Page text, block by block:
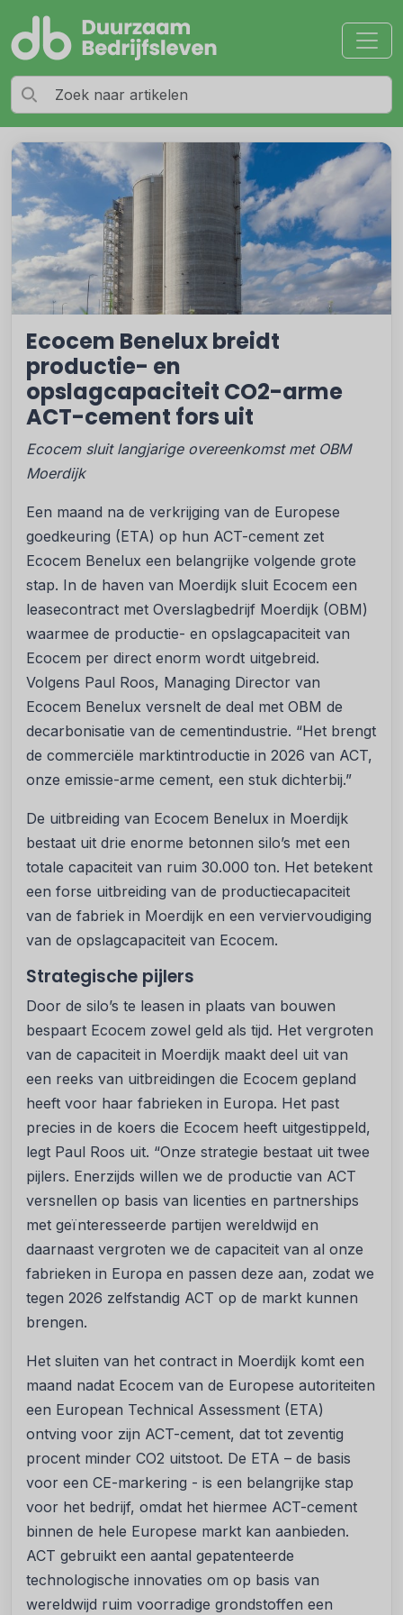
Ecocem Benelux breidt
productie- en
opslagcapaciteit CO2-arme
ACT-cement fors uit
Ecocem sluit langjarige overeenkomst met OBM
Moerdijk
Een maand na de verkrijging van de Europese
goedkeuring (ETA) op hun ACT-cement zet
Ecocem Benelux een belangrijke volgende grote
stap. In de haven van Moerdijk sluit Ecocem een
leasecontract met Overslagbedrijf Moerdijk (OBM)
waarmee de productie- en opslagcapaciteit van
Ecocem per direct enorm wordt uitgebreid.
Volgens Paul Roos, Managing Director van
Ecocem Benelux versnelt de deal met OBM de
decarbonisatie van de cementindustrie. “Het brengt
de commerciële marktintroductie in 2026 van ACT,
onze emissie-arme cement, een stuk dichterbij.”
De uitbreiding van Ecocem Benelux in Moerdijk
bestaat uit drie enorme betonnen silo’s met een
totale capaciteit van ruim 30.000 ton. Het betekent
een forse uitbreiding van de productiecapaciteit
van de fabriek in Moerdijk en een verviervoudiging
van de opslagcapaciteit van Ecocem.
Strategische pijlers
Door de silo’s te leasen in plaats van bouwen
bespaart Ecocem zowel geld als tijd. Het vergroten
van de capaciteit in Moerdijk maakt deel uit van
een reeks van uitbreidingen die Ecocem gepland
heeft voor haar fabrieken in Europa. Het past
precies in de koers die Ecocem heeft uitgestippeld,
legt Paul Roos uit. “Onze strategie bestaat uit twee
pijlers. Enerzijds willen we de productie van ACT
versnellen op basis van licenties en partnerships
met geïnteresseerde partijen wereldwijd en
daarnaast vergroten we de capaciteit van al onze
fabrieken in Europa en passen deze aan, zodat we
tegen 2026 zelfstandig ACT op de markt kunnen
brengen.
Het sluiten van het contract in Moerdijk komt een
maand nadat Ecocem van de Europese autoriteiten
een European Technical Assessment (ETA)
ontving voor zijn ACT-cement, dat tot zeventig
procent minder CO2 uitstoot. De ETA – de basis
voor een CE-markering - is een belangrijke stap
voor het bedrijf, omdat het hiermee ACT-cement
binnen de hele Europese markt kan aanbieden.
ACT gebruikt een aantal gepatenteerde
technologische innovaties om op basis van
wereldwijd ruim voorradige grondstoffen een